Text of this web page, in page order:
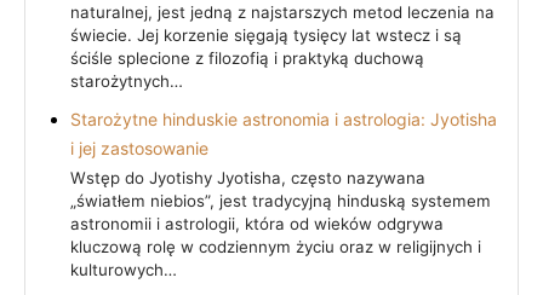
naturalnej, jest jedną z najstarszych metod leczenia na
świecie. Jej korzenie sięgają tysięcy lat wstecz i są
ściśle splecione z filozofią i praktyką duchową
starożytnych…
Starożytne hinduskie astronomia i astrologia: Jyotisha
i jej zastosowanie
Wstęp do Jyotishy Jyotisha, często nazywana
„światłem niebios”, jest tradycyjną hinduską systemem
astronomii i astrologii, która od wieków odgrywa
kluczową rolę w codziennym życiu oraz w religijnych i
kulturowych…